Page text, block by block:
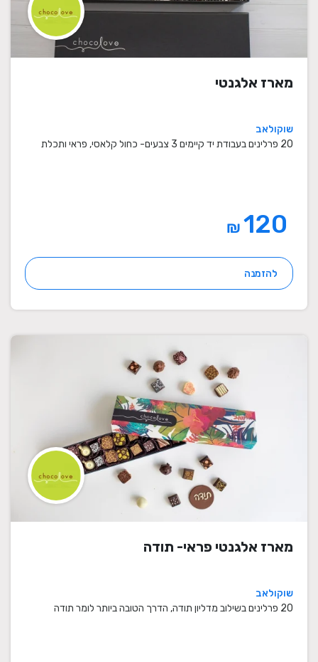
מארז אלגנטי
שוקולאב
20 פרלינים בעבודת יד קיימים 3 צבעים- כחול קלאסי, פראי ותכלת
₪
להזמנה
מארז אלגנטי פראי- תודה
שוקולאב
20 פרלינים בשילוב מדליון תודה, הדרך הטובה ביותר לומר תודה